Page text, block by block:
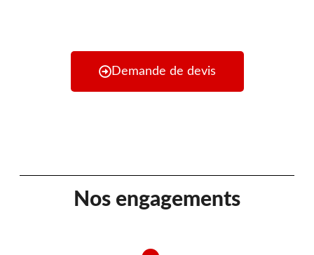
Demande de devis
Nos engagements